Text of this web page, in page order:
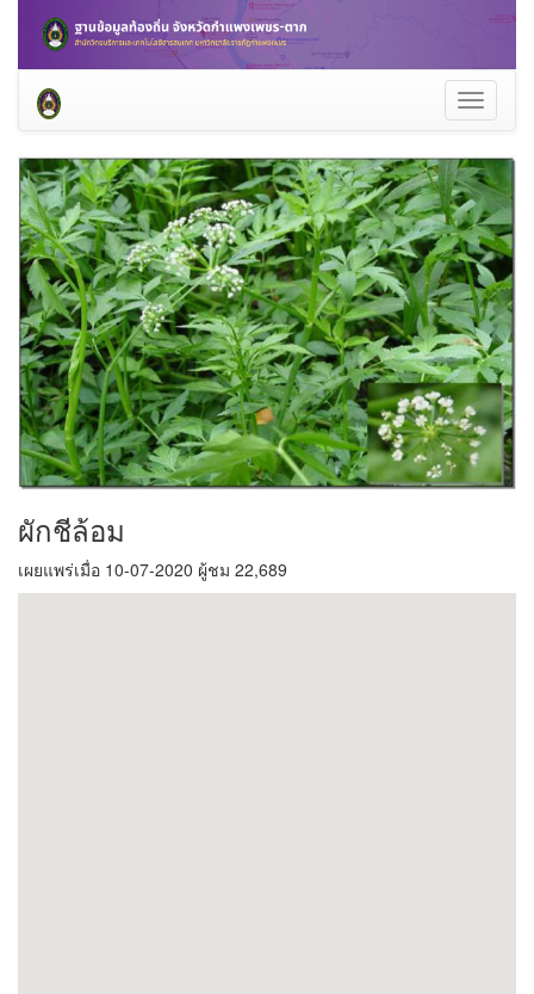
Toggle
ผักชีล้อม
เผยแพร่เมื่อ 10-07-2020 ผู้ชม 22,689